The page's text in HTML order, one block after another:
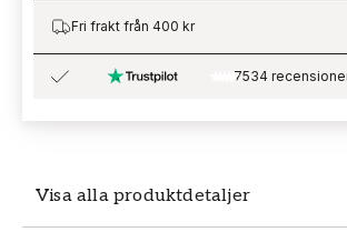
Visa alla produktdetaljer
Fri frakt från 400 kr
7534